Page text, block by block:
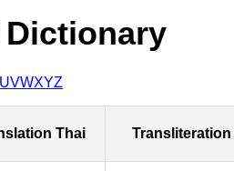
UVWXYZ
Thai Transliteration